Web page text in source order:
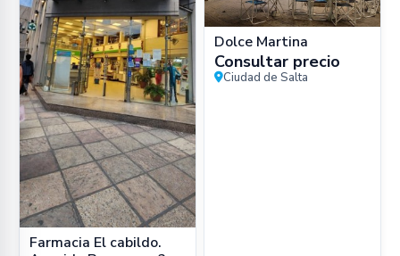
Farmacia El cabildo.
Dolce Martina
Consultar precio
Ciudad de Salta